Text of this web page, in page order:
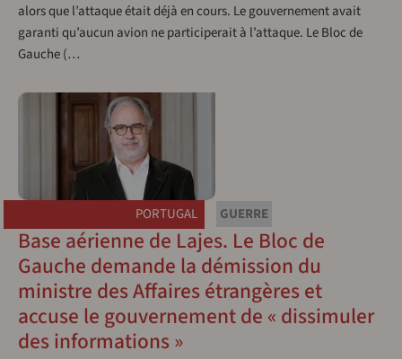
alors que l’attaque était déjà en cours. Le gouvernement avait
garanti qu’aucun avion ne participerait à l’attaque. Le Bloc de
Gauche (…
PORTUGAL GUERRE
Base aérienne de Lajes. Le Bloc de
Gauche demande la démission du
ministre des Affaires étrangères et
accuse le gouvernement de « dissimuler
des informations »